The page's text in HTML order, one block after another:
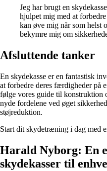
Jeg har brugt en
hjulpet mig med at
kan øve mig når som helst
bekymre mig om
Afsluttende tanker
En skydekasse er en fantastisk
at forbedre deres færdigheder på
følge vores guide til konstruktion
nyde fordelene ved øget
støjreduktion.
Start dit skydetræning i dag med
Harald Nyborg: En
skydekasser til